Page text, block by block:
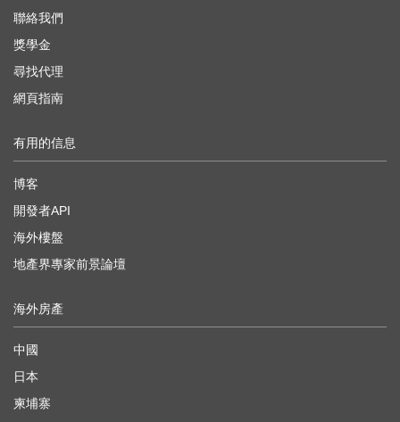
聯絡我們
獎學金
尋找代理
網頁指南
有用的信息
博客
開發者API
海外樓盤
地產界專家前景論壇
海外房產
中國
日本
柬埔寨